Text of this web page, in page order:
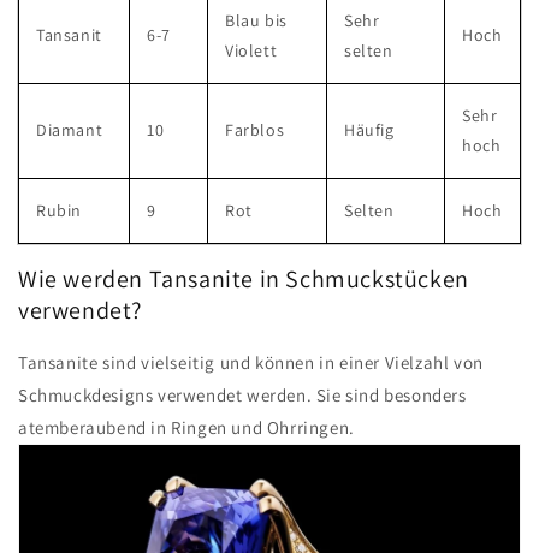
Tansanit 6-7
Blau bis
Violett
Sehr
selten
Hoch
Diamant 10 Farblos Häufig
Sehr
hoch
Rubin 9 Rot Selten Hoch
Wie werden Tansanite in Schmuckstücken
verwendet?
Tansanite sind vielseitig und können in einer Vielzahl von
Schmuckdesigns verwendet werden. Sie sind besonders
atemberaubend in Ringen und Ohrringen.